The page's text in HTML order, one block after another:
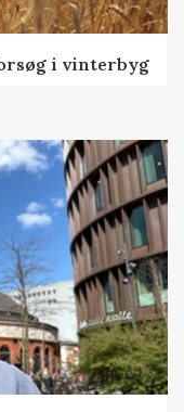
i vinterbyg